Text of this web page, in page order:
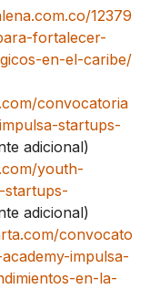
12379
fortalecer-
en-el-caribe/
convocatoria
startups-
adicional)
youth-
startups-
adicional)
convocato
impulsa-
en-la-